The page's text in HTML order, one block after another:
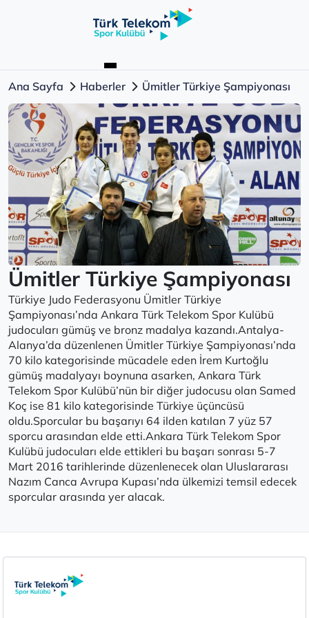
Ana Sayfa Haberler Ümitler Türkiye Şampiyonası
Ümitler Türkiye Şampiyonası
Türkiye Judo Federasyonu Ümitler Türkiye
Şampiyonası’nda Ankara Türk Telekom Spor Kulübü
judocuları gümüş ve bronz madalya kazandı.Antalya-
Alanya’da düzenlenen Ümitler Türkiye Şampiyonası’nda
70 kilo kategorisinde mücadele eden İrem Kurtoğlu
gümüş madalyayı boynuna asarken, Ankara Türk
Telekom Spor Kulübü’nün bir diğer judocusu olan Samed
Koç ise 81 kilo kategorisinde Türkiye üçüncüsü
oldu.Sporcular bu başarıyı 64 ilden katılan 7 yüz 57
sporcu arasından elde etti.Ankara Türk Telekom Spor
Kulübü judocuları elde ettikleri bu başarı sonrası 5-7
Mart 2016 tarihlerinde düzenlenecek olan Uluslararası
Nazım Canca Avrupa Kupası’nda ülkemizi temsil edecek
sporcular arasında yer alacak.